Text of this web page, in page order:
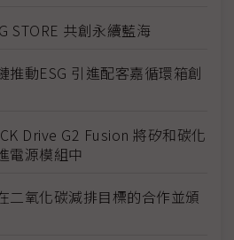
STORE 共創永續藍海
推動ESG 引進配客嘉循環箱創
Drive G2 Fusion 將矽和碳化
電源模組中
二氧化碳減排目標的合作並頒